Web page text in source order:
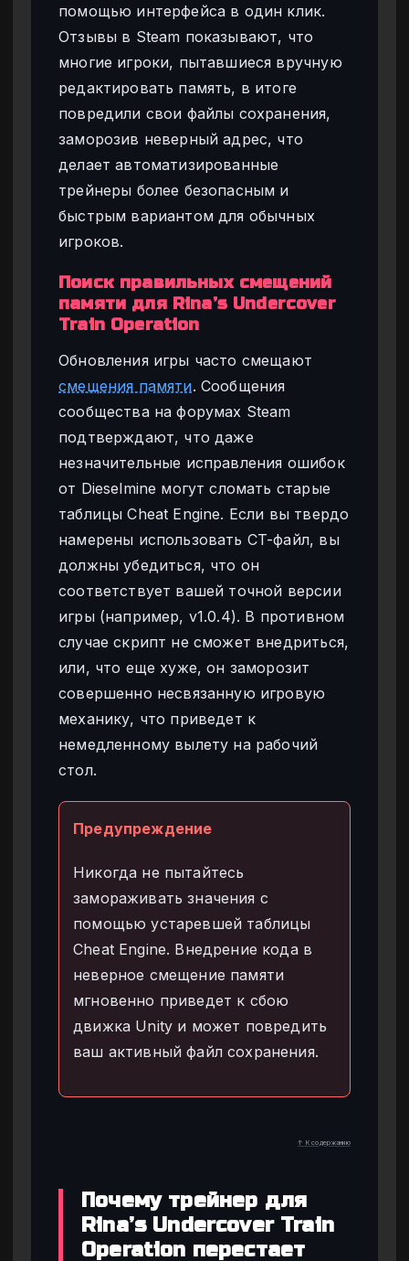
помощью интерфейса в один клик.
Отзывы в Steam показывают, что
многие игроки, пытавшиеся вручную
редактировать память, в итоге
повредили свои файлы сохранения,
заморозив неверный адрес, что
делает автоматизированные
трейнеры более безопасным и
быстрым вариантом для обычных
игроков.
Поиск правильных смещений
памяти для Rina’s Undercover
Train Operation
Обновления игры часто смещают
смещения памяти. Сообщения
сообщества на форумах Steam
подтверждают, что даже
незначительные исправления ошибок
от Dieselmine могут сломать старые
таблицы Cheat Engine. Если вы твердо
намерены использовать CT-файл, вы
должны убедиться, что он
соответствует вашей точной версии
игры (например, v1.0.4). В противном
случае скрипт не сможет внедриться,
или, что еще хуже, он заморозит
совершенно несвязанную игровую
механику, что приведет к
немедленному вылету на рабочий
стол.
Предупреждение
Никогда не пытайтесь
замораживать значения с
помощью устаревшей таблицы
Cheat Engine. Внедрение кода в
неверное смещение памяти
мгновенно приведет к сбою
движка Unity и может повредить
ваш активный файл сохранения.
↑ К содержанию
Почему трейнер для
Rina’s Undercover Train
Operation перестает